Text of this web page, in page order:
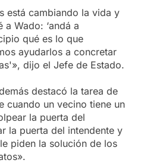
está cambiando la vida y
Wado: ‘andá a
qué es lo que
ayudarlos a concretar
dijo el Jefe de Estado.
destacó la tarea de
cuando un vecino tiene un
la puerta del
la puerta del intendente y
piden la solución de los